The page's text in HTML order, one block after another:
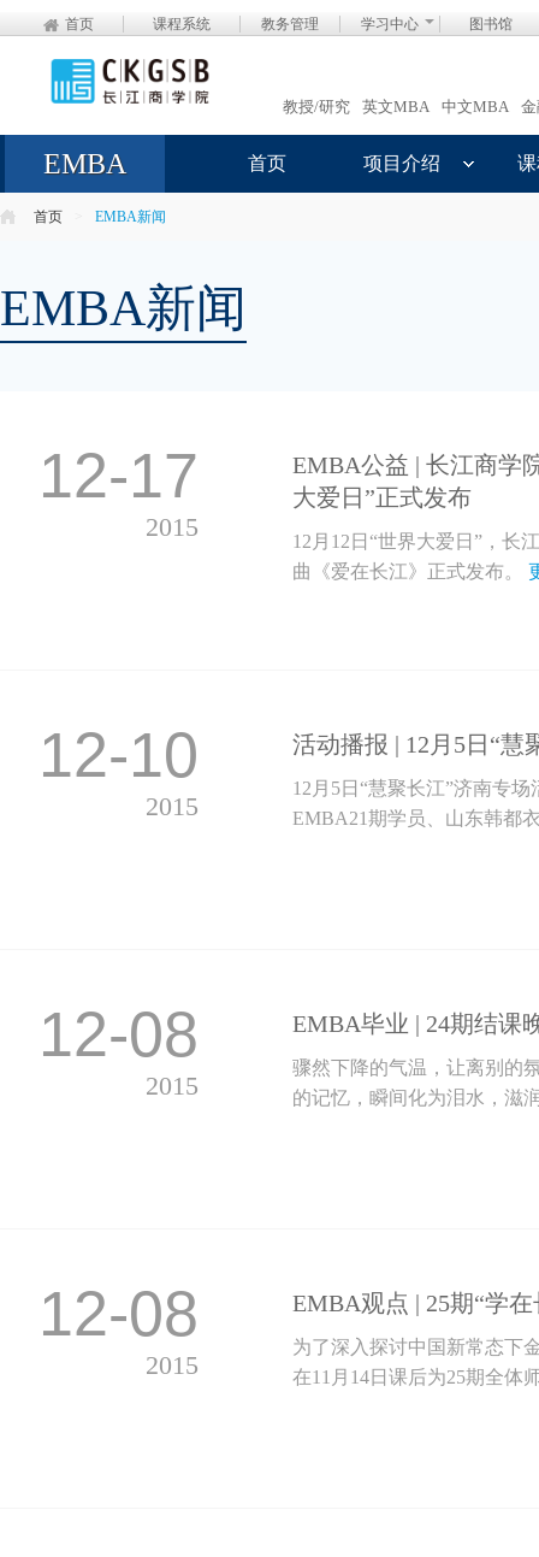
首页 课程系统 教务管理 学习中心 图书馆
教授/研究 英文MBA 中文MBA
EMBA 首页 项目介绍
首页 EMBA新闻
EMBA新闻
12-17
2015
EMBA公益 | 长江商学
大爱日”正式发布
12月12日“世界大爱日”，
曲《爱在长江》正式发布。
12-10
2015
活动播报 | 12月5日“
12月5日“慧聚长江”济南专
EMBA21期学员、山东韩都
12-08
2015
EMBA毕业 | 24期结课
骤然下降的气温，让离别的
的记忆，瞬间化为泪水，滋
12-08
2015
EMBA观点 | 25期“学
为了深入探讨中国新常态下
在11月14日课后为25期全体